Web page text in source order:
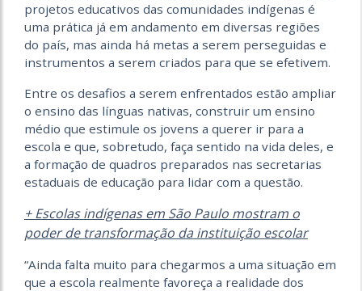
projetos educativos das comunidades indígenas é
uma prática já em andamento em diversas regiões
do país, mas ainda há metas a serem perseguidas e
instrumentos a serem criados para que se efetivem.
Entre os desafios a serem enfrentados estão ampliar
o ensino das línguas nativas, construir um ensino
médio que estimule os jovens a querer ir para a
escola e que, sobretudo, faça sentido na vida deles, e
a formação de quadros preparados nas secretarias
estaduais de educação para lidar com a questão.
+ Escolas indígenas em São Paulo mostram o
poder de transformação da instituição escolar
“Ainda falta muito para chegarmos a uma situação em
que a escola realmente favoreça a realidade dos